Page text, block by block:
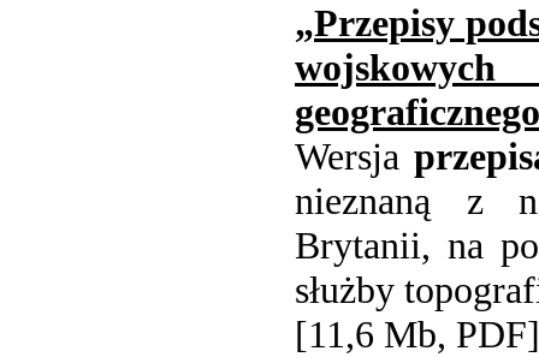
„Przepisy
geograficznego
Wersja
nieznaną z
Brytanii, na
służby
[11,6 Mb, PDF]